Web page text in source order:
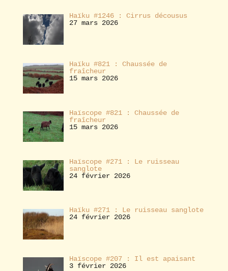
Haïku #1246 : Cirrus décousus
27 mars 2026
Haïku #821 : Chaussée de
fraîcheur
15 mars 2026
Haïscope #821 : Chaussée de
fraîcheur
15 mars 2026
Haïscope #271 : Le ruisseau
sanglote
24 février 2026
Haïku #271 : Le ruisseau sanglote
24 février 2026
Haïscope #207 : Il est apaisant
3 février 2026